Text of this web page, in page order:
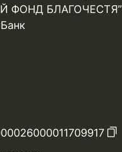
ФОНД БЛАГОЧЕСТЯ”